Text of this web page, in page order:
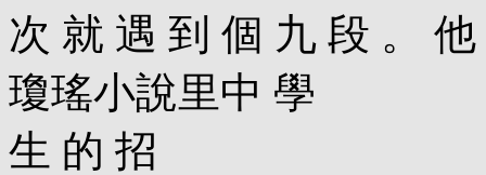
次 就 遇 到 個 九 段 。
瓊瑤小說里中 學
生 的 招